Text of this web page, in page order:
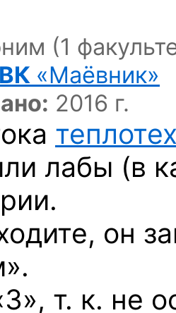
(1
ВК «Маёвник»
2016 г.
лабы (в
он
т. к. не